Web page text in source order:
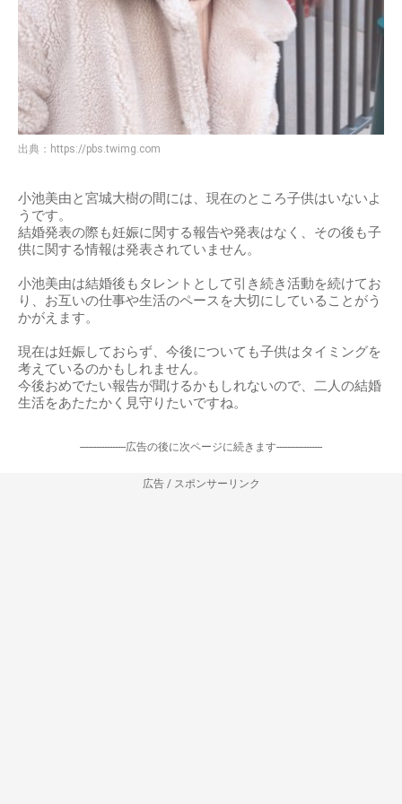
出典： https://pbs.twimg.com
小池美由と宮城大樹の間には、現在のところ子供はいないよ
うです。
結婚発表の際も妊娠に関する報告や発表はなく、その後も子
供に関する情報は発表されていません。
小池美由は結婚後もタレントとして引き続き活動を続けてお
り、お互いの仕事や生活のペースを大切にしていることがう
かがえます。
現在は妊娠しておらず、今後についても子供はタイミングを
考えているのかもしれません。
今後おめでたい報告が聞けるかもしれないので、二人の結婚
生活をあたたかく見守りたいですね。
-----------------広告の後に次ページに続きます-----------------
広告 / スポンサーリンク